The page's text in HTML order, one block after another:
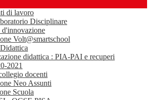
di lavoro
Disciplinare
d'innovazione
Volt@smartschool
didattica : PIA-PAI e recuperi
2021
docenti
Neo Assunti
Scuola